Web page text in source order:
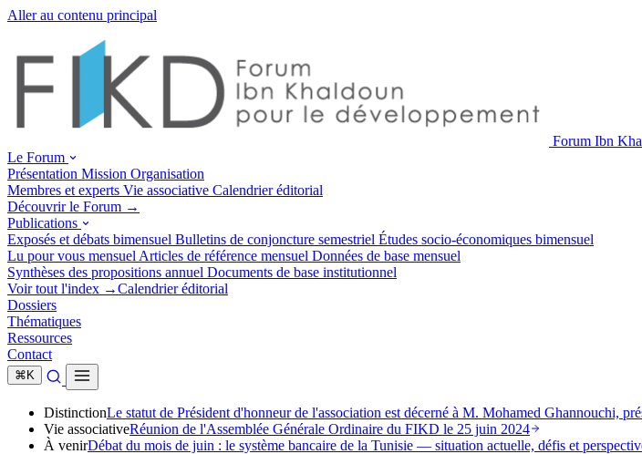
Aller au contenu principal
Forum Ibn
Le Forum
Présentation Mission Organisation
Membres et experts Vie associative Calendrier éditorial
Découvrir le Forum →
Publications
Exposés et débats bimensuel Bulletins de conjoncture semestriel Études socio-économiques bimensuel
Lu pour vous mensuel Articles de référence mensuel Données de base mensuel
Synthèses des propositions annuel Documents de base institutionnel
Voir tout l'index →Calendrier éditorial
Dossiers
Thématiques
Ressources
Contact
⌘ K
DistinctionLe statut de Président d'honneur de l'association est décerné à M. Mohamed Ghannouchi,
Vie associativeRéunion de l'Assemblée Générale Ordinaire du FIKD le 25 juin 2024
À venirDébat du mois de juin : le système bancaire de la Tunisie — situation actuelle, défis et